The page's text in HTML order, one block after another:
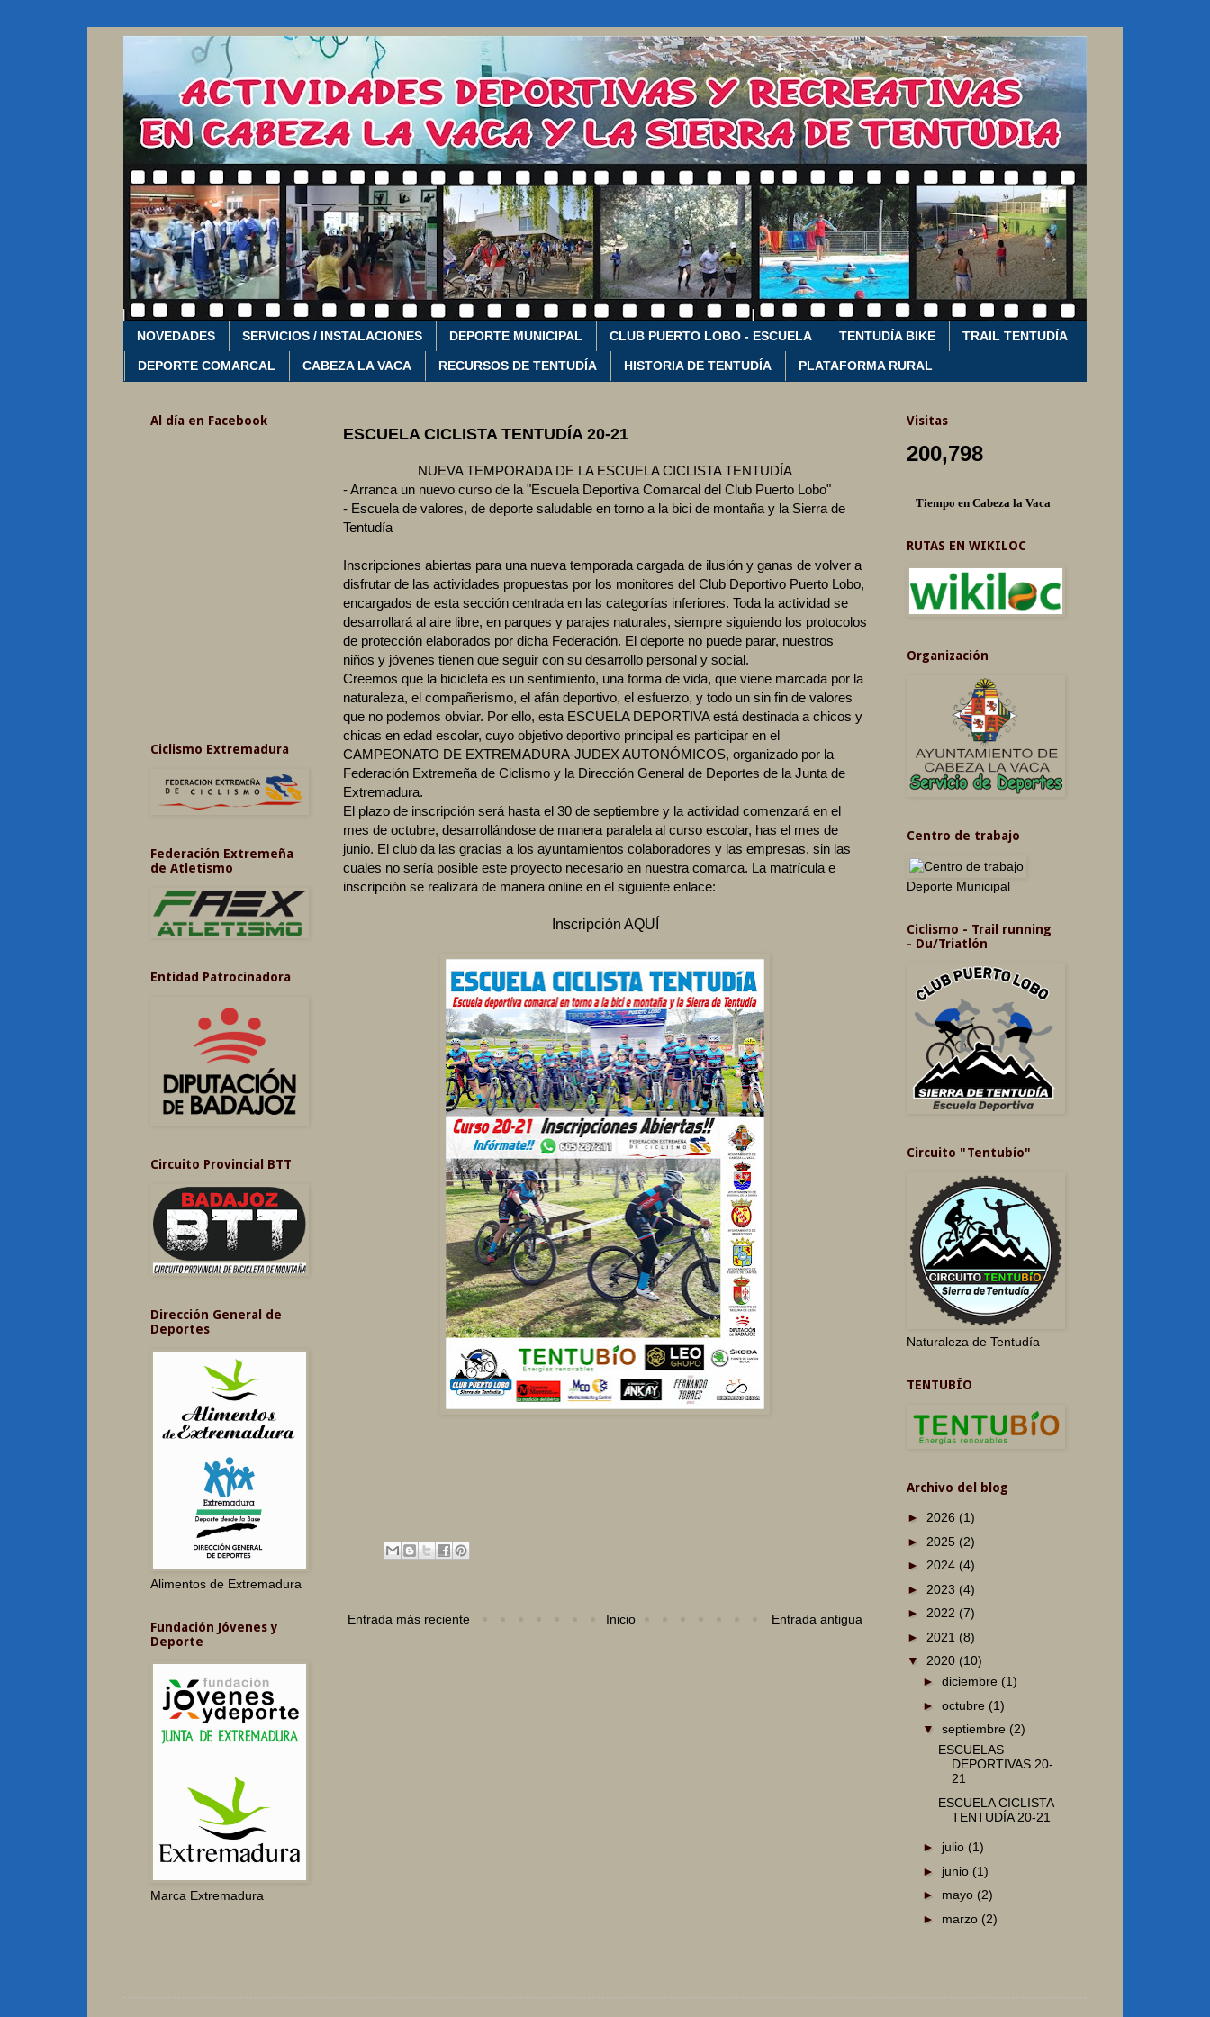
NOVEDADES SERVICIOS / INSTALACIONES DEPORTE MUNICIPAL CLUB PUERTO LOBO - ESCUELA TENTUDÍA BIKE TRAIL TENTUDÍA
DEPORTE COMARCAL CABEZA LA VACA RECURSOS DE TENTUDÍA HISTORIA DE TENTUDÍA PLATAFORMA RURAL
ESCUELA CICLISTA TENTUDÍA 20-21
NUEVA TEMPORADA DE LA ESCUELA CICLISTA TENTUDÍA
- Arranca un nuevo curso de la "Escuela Deportiva Comarcal del Club Puerto Lobo"
- Escuela de valores, de deporte saludable en torno a la bici de montaña y la Sierra de
Tentudía
Inscripciones abiertas para una nueva temporada cargada de ilusión y ganas de volver a
disfrutar de las actividades propuestas por los monitores del Club Deportivo Puerto Lobo,
encargados de esta sección centrada en las categorías inferiores. Toda la actividad se
desarrollará al aire libre, en parques y parajes naturales, siempre siguiendo los protocolos
de protección elaborados por dicha Federación. El deporte no puede parar, nuestros
niños y jóvenes tienen que seguir con su desarrollo personal y social.
Creemos que la bicicleta es un sentimiento, una forma de vida, que viene marcada por la
naturaleza, el compañerismo, el afán deportivo, el esfuerzo, y todo un sin fin de valores
que no podemos obviar. Por ello, esta ESCUELA DEPORTIVA está destinada a chicos y
chicas en edad escolar, cuyo objetivo deportivo principal es participar en el
CAMPEONATO DE EXTREMADURA-JUDEX AUTONÓMICOS, organizado por la
Federación Extremeña de Ciclismo y la Dirección General de Deportes de la Junta de
Extremadura.
El plazo de inscripción será hasta el 30 de septiembre y la actividad comenzará en el
mes de octubre, desarrollándose de manera paralela al curso escolar, has el mes de
junio. El club da las gracias a los ayuntamientos colaboradores y las empresas, sin las
cuales no sería posible este proyecto necesario en nuestra comarca. La matrícula e
inscripción se realizará de manera online en el siguiente enlace:
Inscripción AQUÍ
Entrada más reciente Entrada antigua
Inicio
Al día en Facebook
Ciclismo Extremadura
Federación Extremeña
de Atletismo
Entidad Patrocinadora
Circuito Provincial BTT
Dirección General de
Deportes
Alimentos de Extremadura
Fundación Jóvenes y
Deporte
Marca Extremadura
Visitas
200,798
Tiempo en Cabeza la Vaca
RUTAS EN WIKILOC
Organización
Centro de trabajo
Deporte Municipal
Ciclismo - Trail running
- Du/Triatlón
Circuito "Tentubío"
Naturaleza de Tentudía
TENTUBÍO
Archivo del blog
► 2026 (1)
► 2025 (2)
► 2024 (4)
► 2023 (4)
► 2022 (7)
► 2021 (8)
▼ 2020 (10)
► diciembre (1)
► octubre (1)
▼ septiembre (2)
ESCUELAS
DEPORTIVAS 20-
21
ESCUELA CICLISTA
TENTUDÍA 20-21
► julio (1)
► junio (1)
► mayo (2)
► marzo (2)